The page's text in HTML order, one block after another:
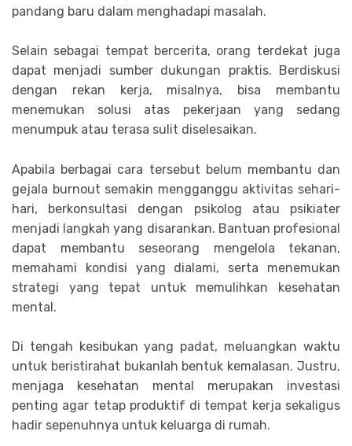
pandang baru dalam menghadapi masalah.
Selain sebagai tempat bercerita, orang terdekat juga
dapat menjadi sumber dukungan praktis. Berdiskusi
dengan rekan kerja, misalnya, bisa membantu
menemukan solusi atas pekerjaan yang sedang
menumpuk atau terasa sulit diselesaikan.
Apabila berbagai cara tersebut belum membantu dan
gejala burnout semakin mengganggu aktivitas sehari-
hari, berkonsultasi dengan psikolog atau psikiater
menjadi langkah yang disarankan. Bantuan profesional
dapat membantu seseorang mengelola tekanan,
memahami kondisi yang dialami, serta menemukan
strategi yang tepat untuk memulihkan kesehatan
mental.
Di tengah kesibukan yang padat, meluangkan waktu
untuk beristirahat bukanlah bentuk kemalasan. Justru,
menjaga kesehatan mental merupakan investasi
penting agar tetap produktif di tempat kerja sekaligus
hadir sepenuhnya untuk keluarga di rumah.